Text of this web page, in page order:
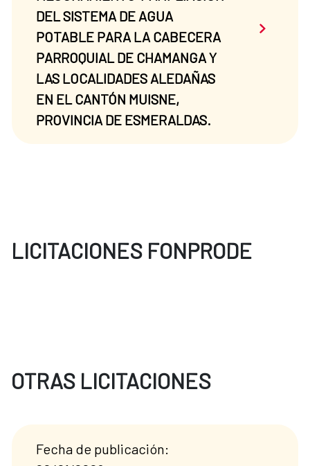
DEL SISTEMA DE AGUA
POTABLE PARA LA CABECERA
PARROQUIAL DE CHAMANGA Y
LAS LOCALIDADES ALEDAÑAS
EN EL CANTÓN MUISNE,
PROVINCIA DE ESMERALDAS.
Saber
LICITACIONES FONPRODE
OTRAS LICITACIONES
Fecha de publicación: